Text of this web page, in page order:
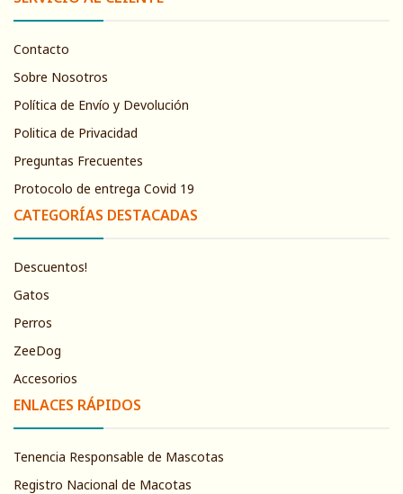
Contacto
Sobre Nosotros
Política de Envío y Devolución
Politica de Privacidad
Preguntas Frecuentes
Protocolo de entrega Covid 19
CATEGORÍAS DESTACADAS
Descuentos!
Gatos
Perros
ZeeDog
Accesorios
ENLACES RÁPIDOS
Tenencia Responsable de Mascotas
Registro Nacional de Macotas